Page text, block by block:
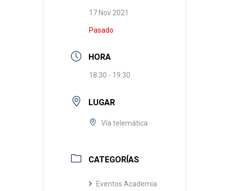
17 Nov 2021
Pasado
HORA
18:30 - 19:30
LUGAR
Vía telemática
CATEGORÍAS
Eventos Academia